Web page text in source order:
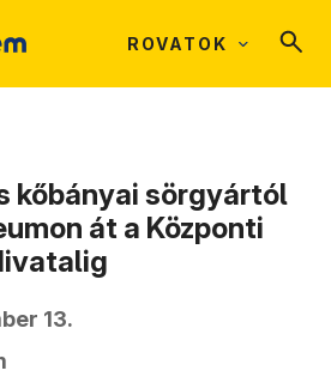
ROVATOK
kőbányai sörgyártól
át a Központi
13.